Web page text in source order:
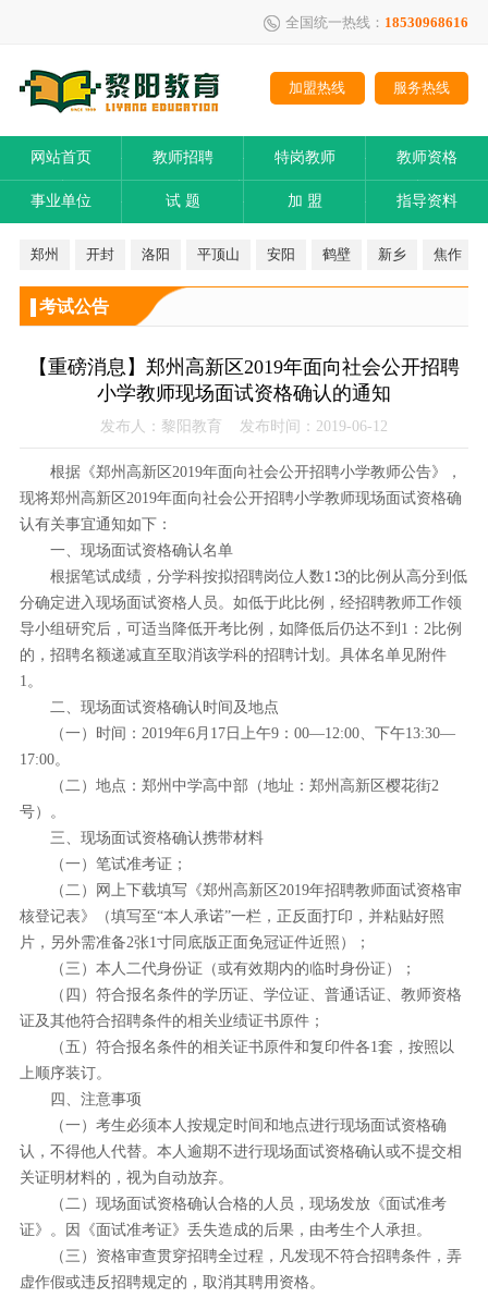
全国统一热线： 18530968616
加盟热线 服务热线
网站首页 教师招聘 特岗教师 教师资格
事业单位 试 题 加 盟 指导资料
郑州 开封 洛阳 平顶山 安阳 鹤壁 新乡 焦作
考试公告
【重磅消息】郑州高新区2019年面向社会公开招聘
小学教师现场面试资格确认的通知
发布人：黎阳教育 发布时间：2019-06-12
根据《郑州高新区2019年面向社会公开招聘小学教师公告》，
现将郑州高新区2019年面向社会公开招聘小学教师现场面试资格确
认有关事宜通知如下：
一、现场面试资格确认名单
根据笔试成绩，分学科按拟招聘岗位人数1∶3的比例从高分到低
分确定进入现场面试资格人员。如低于此比例，经招聘教师工作领
导小组研究后，可适当降低开考比例，如降低后仍达不到1：2比例
的，招聘名额递减直至取消该学科的招聘计划。具体名单见附件
1。
二、现场面试资格确认时间及地点
（一）时间：2019年6月17日上午9：00—12:00、下午13:30—
17:00。
（二）地点：郑州中学高中部（地址：郑州高新区樱花街2
号）。
三、现场面试资格确认携带材料
（一）笔试准考证；
（二）网上下载填写《郑州高新区2019年招聘教师面试资格审
核登记表》（填写至“本人承诺”一栏，正反面打印，并粘贴好照
片，另外需准备2张1寸同底版正面免冠证件近照）；
（三）本人二代身份证（或有效期内的临时身份证）；
（四）符合报名条件的学历证、学位证、普通话证、教师资格
证及其他符合招聘条件的相关业绩证书原件；
（五）符合报名条件的相关证书原件和复印件各1套，按照以
上顺序装订。
四、注意事项
（一）考生必须本人按规定时间和地点进行现场面试资格确
认，不得他人代替。本人逾期不进行现场面试资格确认或不提交相
关证明材料的，视为自动放弃。
（二）现场面试资格确认合格的人员，现场发放《面试准考
证》。因《面试准考证》丢失造成的后果，由考生个人承担。
（三）资格审查贯穿招聘全过程，凡发现不符合招聘条件，弄
虚作假或违反招聘规定的，取消其聘用资格。